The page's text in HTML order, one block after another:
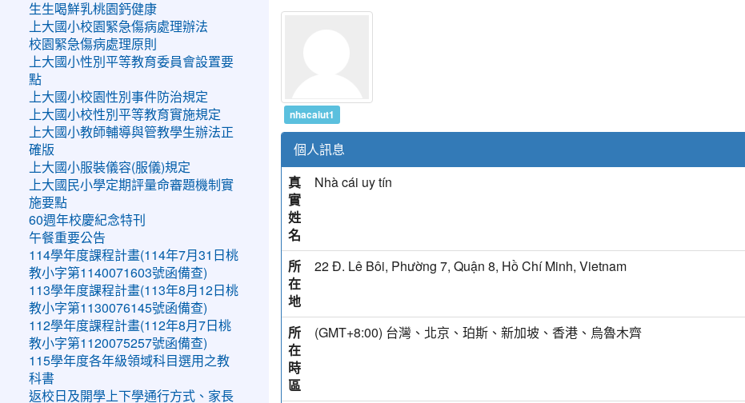
nhacaiut1
個人訊息
真
實
姓
名
Nhà cái uy tín
所
在
地
22 Đ. Lê Bôi, Phường 7, Quận 8, Hồ Chí Minh, Vietnam
所
在
時
區
(GMT+8:00) 台灣、北京、珀斯、新加坡、香港、烏魯木齊
生生喝鮮乳桃園鈣健康
上大國小校園緊急傷病處理辦法
校園緊急傷病處理原則
上大國小性別平等教育委員會設置要
點
上大國小校園性別事件防治規定
上大國小校性別平等教育實施規定
上大國小教師輔導與管教學生辦法正
確版
上大國小服裝儀容(服儀)規定
上大國民小學定期評量命審題機制實
施要點
60週年校慶紀念特刊
午餐重要公告
114學年度課程計畫(114年7月31日桃
教小字第1140071603號函備查)
113學年度課程計畫(113年8月12日桃
教小字第1130076145號函備查)
112學年度課程計畫(112年8月7日桃
教小字第1120075257號函備查)
115學年度各年級領域科目選用之教
科書
返校日及開學上下學通行方式、家長